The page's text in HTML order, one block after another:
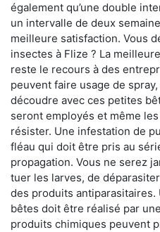
également qu’une double
un intervalle de deux
meilleure satisfaction. Vous
insectes à Flize ? La
reste le recours à des
peuvent faire usage de
découdre avec ces petites
seront employés et même
résister. Une infestation de
fléau qui doit être pris au
propagation. Vous ne serez
tuer les larves, de
des produits
bêtes doit être réalisé par
produits chimiques peuvent